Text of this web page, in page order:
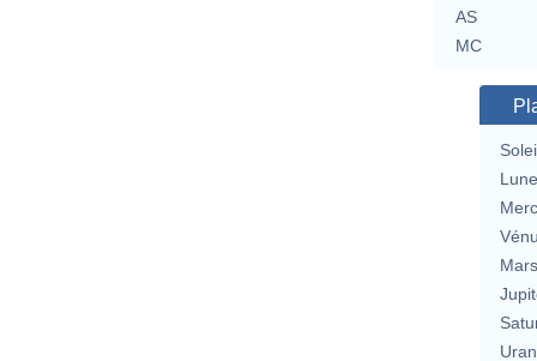
AS
MC
Lune
Mars